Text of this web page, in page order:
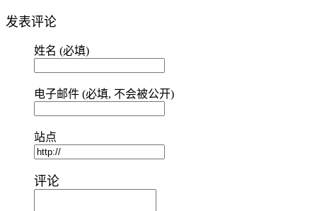
发表评论
姓名 (必填)
电子邮件 (必填, 不会被公开)
站点
评论